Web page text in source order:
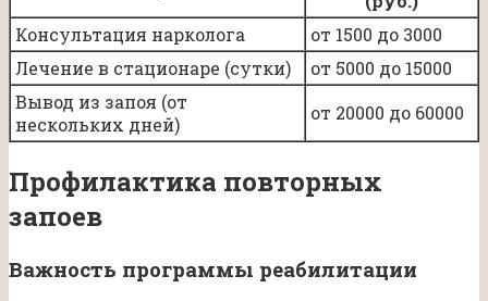
Консультация нарколога
от 1500 до 3000
Лечение в стационаре (сутки)
от 5000 до 15000
Вывод из запоя (от
нескольких дней)
от 20000 до 60000
Профилактика повторных
запоев
Важность программы реабилитации